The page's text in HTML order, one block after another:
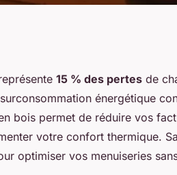
des
15 % des pertes de
énergétique
bois permet de réduire vos
votre confort thermique.
optimiser vos menuiseries